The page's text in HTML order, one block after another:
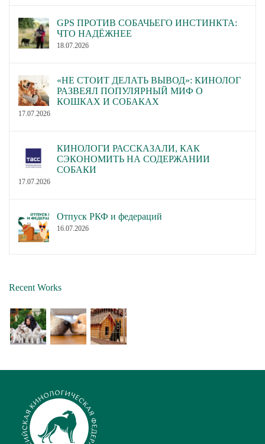
GPS ПРОТИВ СОБАЧЬЕГО ИНСТИНКТА:
ЧТО НАДЁЖНЕЕ
18.07.2026
«НЕ СТОИТ ДЕЛАТЬ ВЫВОД»: КИНОЛОГ
РАЗВЕЯЛ ПОПУЛЯРНЫЙ МИФ О
КОШКАХ И СОБАКАХ
17.07.2026
КИНОЛОГИ РАССКАЗАЛИ, КАК
СЭКОНОМИТЬ НА СОДЕРЖАНИИ
СОБАКИ
17.07.2026
Отпуск РКФ и федераций
16.07.2026
Recent Works